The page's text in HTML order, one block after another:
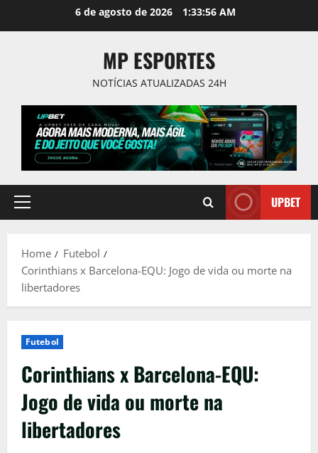
6 de agosto de 2026 1:33:57 AM
MP ESPORTES
NOTÍCIAS ATUALIZADAS 24H
Primary
UPBET
Home
Futebol
Corinthians x Barcelona-EQU: Jogo de vida ou morte na
libertadores
Futebol
Corinthians x Barcelona-EQU:
Jogo de vida ou morte na
libertadores